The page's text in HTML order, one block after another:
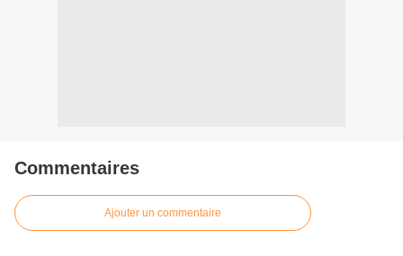
Commentaires
Ajouter un commentaire